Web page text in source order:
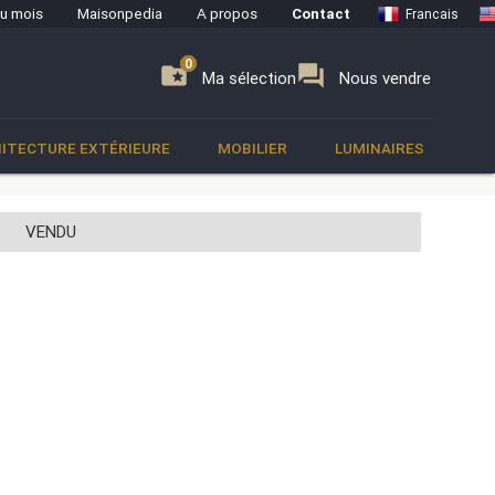
mois Maisonpedia A propos Contact Francais
folder_special Ma sélection
0 forum Nous vendre
0
EXTÉRIEURE MOBILIER LUMINAIRES
VENDU